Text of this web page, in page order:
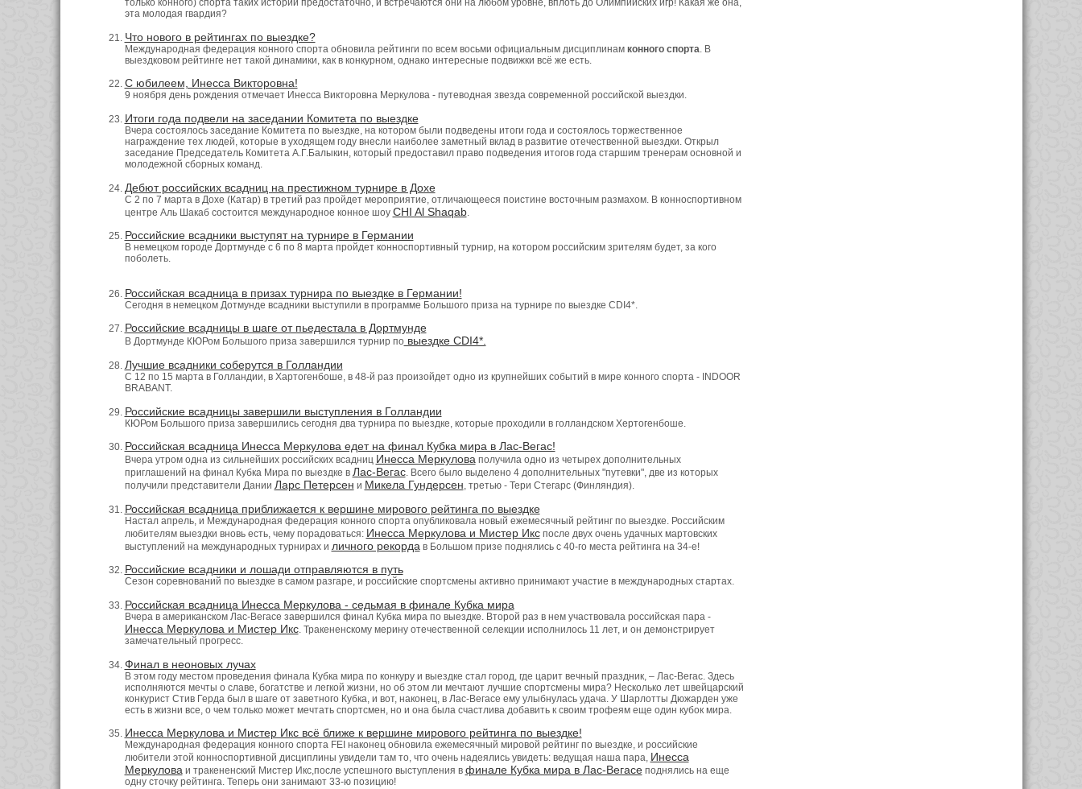
только конного) спорта таких историй предостаточно, и встречаются они на любом уровне, вплоть до Олимпийских игр! Какая же она,
эта молодая гвардия?
Что нового в рейтингах по выездке?
Международная федерация конного спорта обновила рейтинги по всем восьми официальным дисциплинамконного спорта. В
выездковом рейтинге нет такой динамики, как в конкурном, однако интересные подвижки всё же есть.
С юбилеем, Инесса Викторовна!
9 ноября день рождения отмечает Инесса Викторовна Меркулова - путеводная звезда современной российской выездки.
Итоги года подвели на заседании Комитета по выездке
Вчера состоялось заседание Комитета по выездке, на котором были подведены итоги года и состоялось торжественное
награждение тех людей, которые в уходящем году внесли наиболее заметный вклад в развитие отечественной выездки. Открыл
заседание Председатель Комитета А.Г.Балыкин, который предоставил право подведения итогов года старшим тренерам основной и
молодежной сборных команд.
Дебют российских всадниц на престижном турнире в Дохе
С 2 по 7 марта в Дохе (Катар) в третий раз пройдет мероприятие, отличающееся поистине восточным размахом. В конноспортивном
центре Аль Шакаб состоится международное конное шоу CHI Al Shaqab.
Российские всадники выступят на турнире в Германии
В немецком городе Дортмунде с 6 по 8 марта пройдет конноспортивный турнир, на котором российским зрителям будет, за кого
поболеть.
Российская всадница в призах турнира по выездке в Германии!
Сегодня в немецком Дотмунде всадники выступили в программе Большого приза на турнире по выездке CDI4*.
Российские всадницы в шаге от пьедестала в Дортмунде
В Дортмунде КЮРом Большого приза завершился турнир повыездке CDI4*.
Лучшие всадники соберутся в Голландии
С 12 по 15 марта в Голландии, в Хартогенбоше, в 48-й раз произойдет одно из крупнейших событий в мире конного спорта - INDOOR
BRABANT.
Российские всадницы завершили выступления в Голландии
КЮРом Большого приза завершились сегодня два турнира по выездке, которые проходили в голландском Хертогенбоше.
Российская всадница Инесса Меркулова едет на финал Кубка мира в Лас-Вегас!
Вчера утром одна из сильнейших российских всадниц Инесса Меркуловаполучила одно из четырех дополнительных
приглашений на финал Кубка Мира по выездке в Лас-Вегас. Всего было выделено 4 дополнительных "путевки", две из которых
получили представители Дании Ларс Петерсен и Микела Гундерсен, третью - Тери Стегарс (Финляндия).
Российская всадница приближается к вершине мирового рейтинга по выездке
Настал апрель, и Международная федерация конного спорта опубликовала новый ежемесячный рейтинг по выездке. Российским
любителям выездки вновь есть, чему порадоваться: Инесса Меркулова и Мистер Икспосле двух очень удачных мартовских
выступлений на международных турнирах и личного рекордав Большом призе поднялись с 40-го места рейтинга на 34-е!
Российские всадники и лошади отправляются в путь
Сезон соревнований по выездке в самом разгаре, и российские спортсмены активно принимают участие в международных стартах.
Российская всадница Инесса Меркулова - седьмая в финале Кубка мира
Вчера в американском Лас-Вегасе завершился финал Кубка мира по выездке. Второй раз в нем участвовала российская пара -
Инесса Меркулова и Мистер Икс. Тракененскому мерину отечественной селекции исполнилось 11 лет, и он демонстрирует
замечательный прогресс.
Финал в неоновых лучах
В этом году местом проведения финала Кубка мира по конкуру и выездке стал город, где царит вечный праздник, – Лас-Вегас. Здесь
исполняются мечты о славе, богатстве и легкой жизни, но об этом ли мечтают лучшие спортсмены мира? Несколько лет швейцарский
конкурист Стив Герда был в шаге от заветного Кубка, и вот, наконец, в Лас-Вегасе ему улыбнулась удача. У Шарлотты Дюжарден уже
есть в жизни все, о чем только может мечтать спортсмен, но и она была счастлива добавить к своим трофеям еще один кубок мира.
Инесса Меркулова и Мистер Икс всё ближе к вершине мирового рейтинга по выездке!
Международная федерация конного спорта FEI наконец обновила ежемесячный мировой рейтинг по выездке, и российские
любители этой конноспортивной дисциплины увидели там то, что очень надеялись увидеть: ведущая наша пара, Инесса
Меркуловаи тракененский Мистер Икс,после успешного выступления в финале Кубка мира в Лас-Вегасеподнялись на еще
одну сточку рейтинга. Теперь они занимают 33-ю позицию!